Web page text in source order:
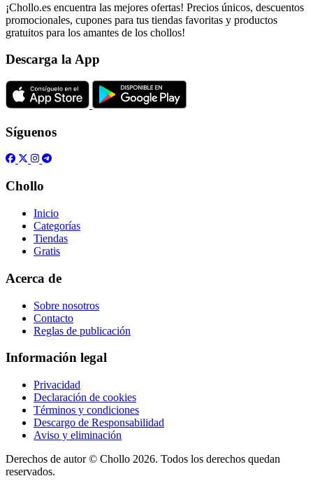
¡Chollo.es encuentra las mejores ofertas! Precios únicos, descuentos
promocionales, cupones para tus tiendas favoritas y productos
gratuitos para los amantes de los chollos!
Descarga la App
Síguenos
Chollo
Inicio
Categorías
Tiendas
Gratis
Acerca de
Sobre nosotros
Contacto
Reglas de publicación
Información legal
Privacidad
Declaración de cookies
Términos y condiciones
Descargo de Responsabilidad
Aviso y eliminación
Derechos de autor © Chollo 2026. Todos los derechos quedan
reservados.